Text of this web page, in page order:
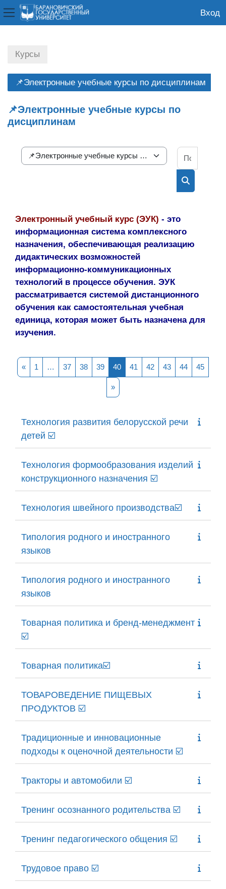
Боковая панель
Вход
Курсы
📌Электронные учебные курсы по дисциплинам
📌Электронные учебные курсы по
дисциплинам
Категории курсов
Электронный учебный курс (ЭУК) - это
информационная система комплексного
назначения, обеспечивающая реализа­цию
дидактических возможностей
информационно-коммуникационных
технологий в процессе обучения. ЭУК
рассматривается системой дистанционного
обучения как самостоятельная учебная
единица, которая может быть назначена для
изучения.
«Предыдущая страница
1 Страница 1
… 37Страница 37
38Страница 38
39Страница 39
40Страница 40
41 Страница 41
42Страница 42
43Страница 43
44Страница
45
»Следующая страница
Технология развития белорусской речи
детей ☑️
Технология формообразования изделий
конструкционного назначения ☑️
Технология швейного производства☑️
Типология родного и иностранного
языков
Типология родного и иностранного
языков
Товарная политика и бренд-менеджмент
☑️
Товарная политика☑️
ТОВАРОВЕДЕНИЕ ПИЩЕВЫХ
ПРОДУКТОВ ☑️
Традиционные и инновационные
подходы к оценочной деятельности ☑️
Тракторы и автомобили ☑️
Тренинг осознанного родительства ☑️
Тренинг педагогического общения ☑️
Трудовое право ☑️